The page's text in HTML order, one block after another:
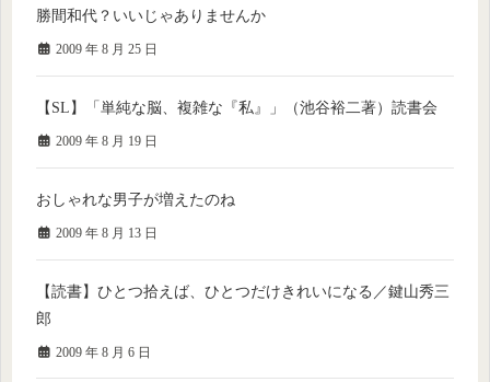
勝間和代？いいじゃありませんか
2009 年 8 月 25 日
【SL】「単純な脳、複雑な『私』」（池谷裕二著）読書会
2009 年 8 月 19 日
おしゃれな男子が増えたのね
2009 年 8 月 13 日
【読書】ひとつ拾えば、ひとつだけきれいになる／鍵山秀三
郎
2009 年 8 月 6 日